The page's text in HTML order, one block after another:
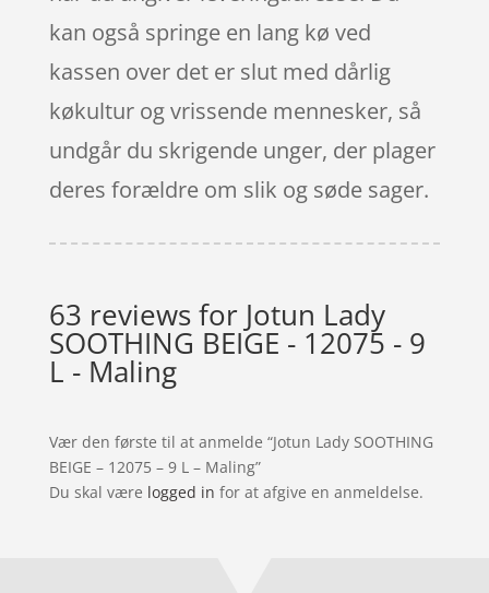
kan også springe en lang kø ved
kassen over det er slut med dårlig
køkultur og vrissende mennesker, så
undgår du skrigende unger, der plager
deres forældre om slik og søde sager.
63 reviews for Jotun Lady
SOOTHING BEIGE - 12075 - 9
L - Maling
Vær den første til at anmelde “Jotun Lady SOOTHING
BEIGE – 12075 – 9 L – Maling”
Du skal være logged in for at afgive en anmeldelse.